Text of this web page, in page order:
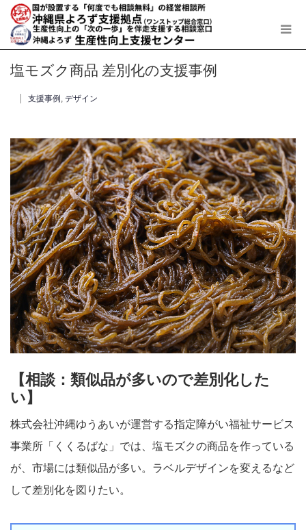
塩モズク商品 差別化の支援事例
支援事例 , デザイン
【相談：類似品が多いので差別化した
い】
株式会社沖縄ゆうあいが運営する指定障がい福祉サービス
事業所「くくるばな」では、塩モズクの商品を作っている
が、市場には類似品が多い。ラベルデザインを変えるなど
して差別化を図りたい。